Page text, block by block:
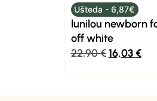
Ušteda - 6,87€
lunilou newborn
off white
22,90€ 16,03€